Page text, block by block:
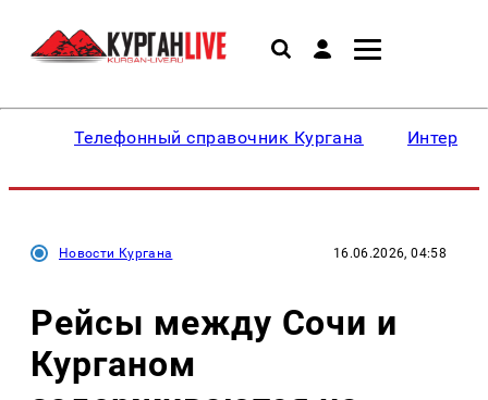
Телефонный справочник Кургана
Новости Кургана 16.06.2026, 04:58
Рейсы между Сочи и
Курганом